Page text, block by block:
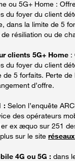
ou 5G+ Home :
du foyer du client
dans la limite de 5
résiliation ou de
clients 5G+ Home :
du foyer du client
de 5 forfaits. Perte
d’offre.
: Selon l’enquête
des opérateurs
ex æquo sur 251
sur le site
4G ou 5G : dans